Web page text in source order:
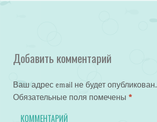
Добавить комментарий
Ваш адрес email не будет опубликован.
Обязательные поля помечены *
КОММЕНТАРИЙ